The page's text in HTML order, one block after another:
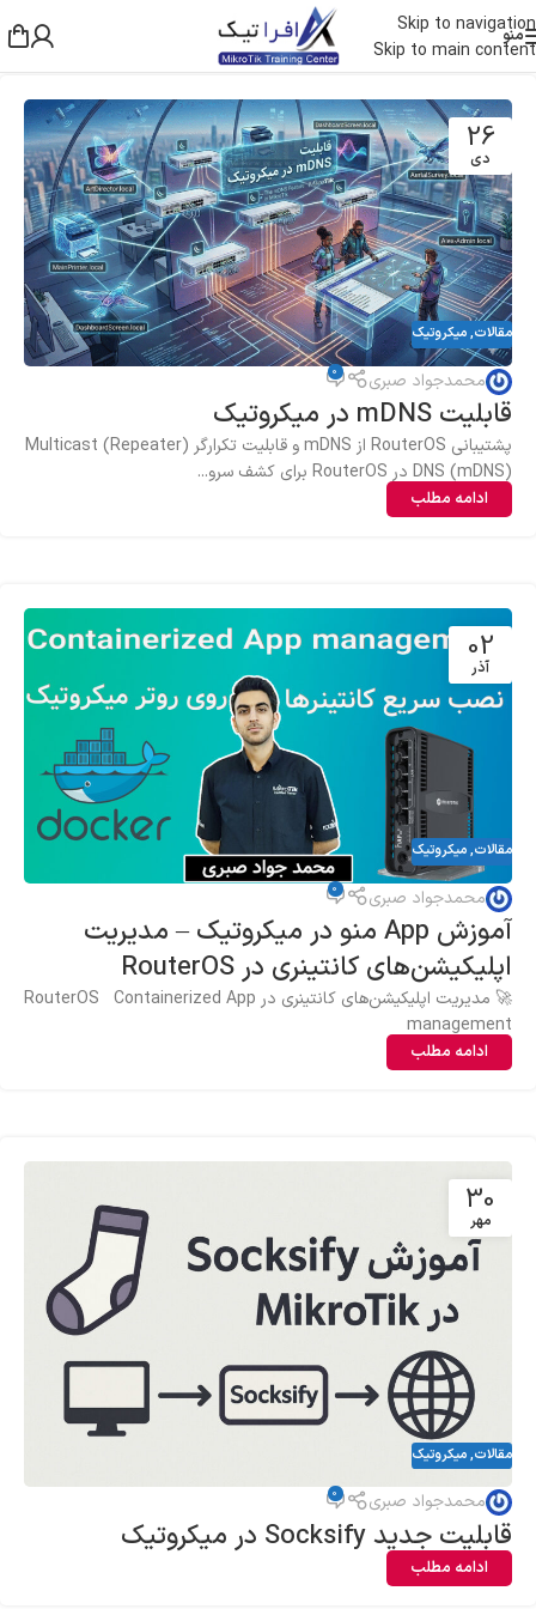
Skip to navigation
Skip to main content
منو
26
دی
مقالات,میکروتیک
محمدجواد صبری 0
قابلیت mDNS در میکروتیک
پشتیبانی RouterOS از mDNS و قابلیت تکرارگر (Repeater) Multicast
DNS (mDNS) در RouterOS برای کشف سرو...
ادامه مطلب
02
آذر
مقالات,میکروتیک
محمدجواد صبری 0
آموزش App منو در میکروتیک – مدیریت
اپلیکیشن‌های کانتینری در RouterOS
🚀 مدیریت اپلیکیشن‌های کانتینری در RouterOS Containerized App
management
ادامه مطلب
30
مهر
مقالات,میکروتیک
محمدجواد صبری 0
قابلیت جدید Socksify در میکروتیک
ادامه مطلب